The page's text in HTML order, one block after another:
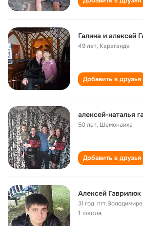
Галина и алексей
49 лет, Караганда
Добавить в друзья
алексей-наталья
50 лет, Шемонаиха
Добавить в друзья
Алексей Гаврилюк
31 год,
1 школа